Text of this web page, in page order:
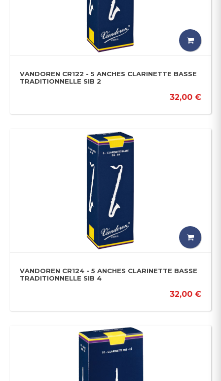
VANDOREN CR122 - 5 ANCHES CLARINETTE BASSE
TRADITIONNELLE SIB 2
32,00 €
VANDOREN CR124 - 5 ANCHES CLARINETTE BASSE
TRADITIONNELLE SIB 4
32,00 €